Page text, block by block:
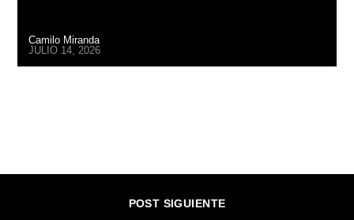
Camilo Miranda
JULIO 14, 2026
POST SIGUIENTE